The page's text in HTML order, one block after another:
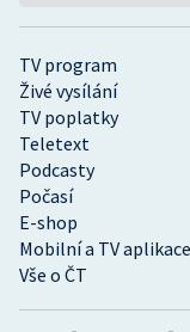
TV program
Živé vysílání
TV poplatky
Teletext
Podcasty
Počasí
E-shop
Mobilní a TV aplikace
Vše o ČT